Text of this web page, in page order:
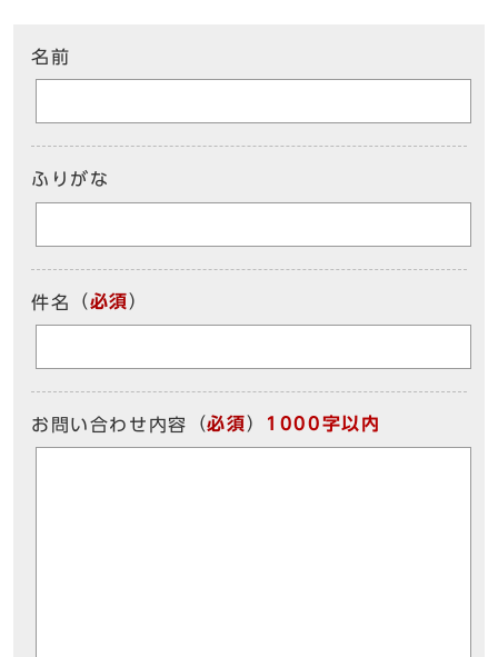
名前
ふりがな
件名 （必須）
お問い合わせ内容 （必須） 1000字以内